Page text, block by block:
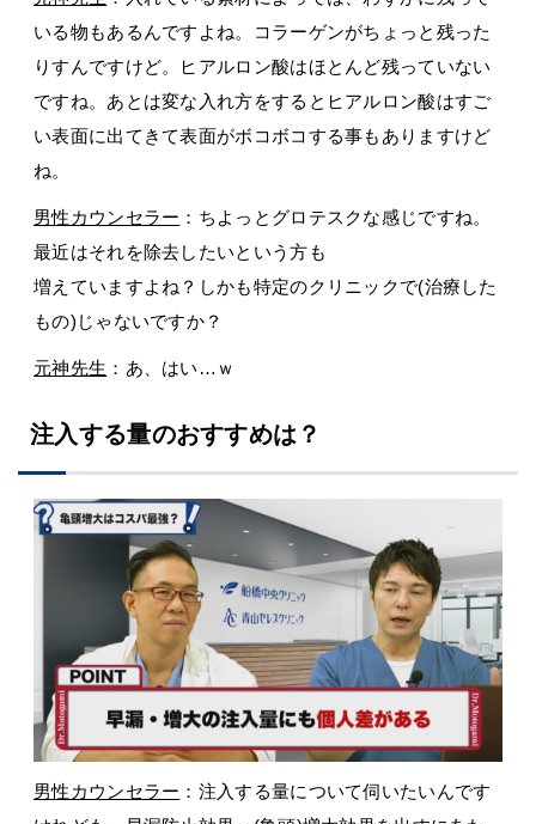
いる物もあるんですよね。コラーゲンがちょっと残った
りすんですけど。ヒアルロン酸はほとんど残っていない
ですね。あとは変な入れ方をするとヒアルロン酸はすご
い表面に出てきて表面がボコボコする事もありますけど
ね。
男性カウンセラー ：ちよっとグロテスクな感じですね。
最近はそれを除去したいという方も
増えていますよね？しかも特定のクリニックで(治療した
もの)じゃないですか？
元神先生 ：あ、はい…ｗ
注入する量のおすすめは？
男性カウンセラー ：注入する量について伺いたいんです